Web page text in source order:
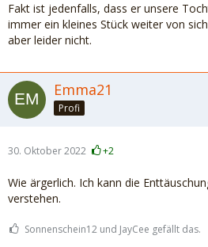
Fakt ist jedenfalls, dass er unsere
immer ein kleines Stück weiter von
aber leider nicht.
Emma21
Profi
30. Oktober 2022 +2
Wie ärgerlich. Ich kann die
verstehen.
Sonnenschein12 und JayCee gefällt das.